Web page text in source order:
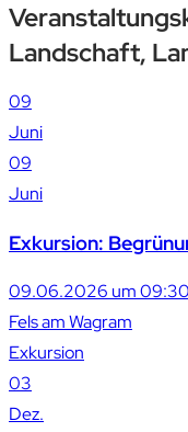
Landschaft,
09
Juni
09
Juni
Exkursion:
09.06.2026 um 09:30
Fels am Wagram
Exkursion
03
Dez.